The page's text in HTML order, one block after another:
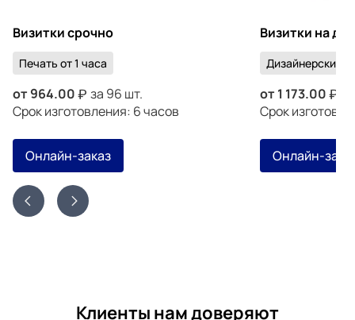
Визитки срочно
Печать от 1 часа
от964.00
за 96 шт.
Срок изготовления: 6 часов
Онлайн-заказ
Визитки на
Дизайнерский
от 1 173.00
Срок
Онлайн-
Клиенты нам доверяют